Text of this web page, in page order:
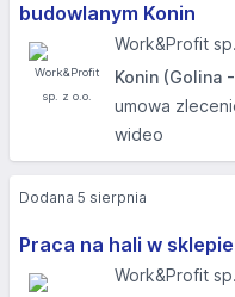
budowlanym Konin
Work&Profit
Konin (Golina
umowa
wideo
Praca na hali w
Work&Profit
Dodana 5 sierpnia